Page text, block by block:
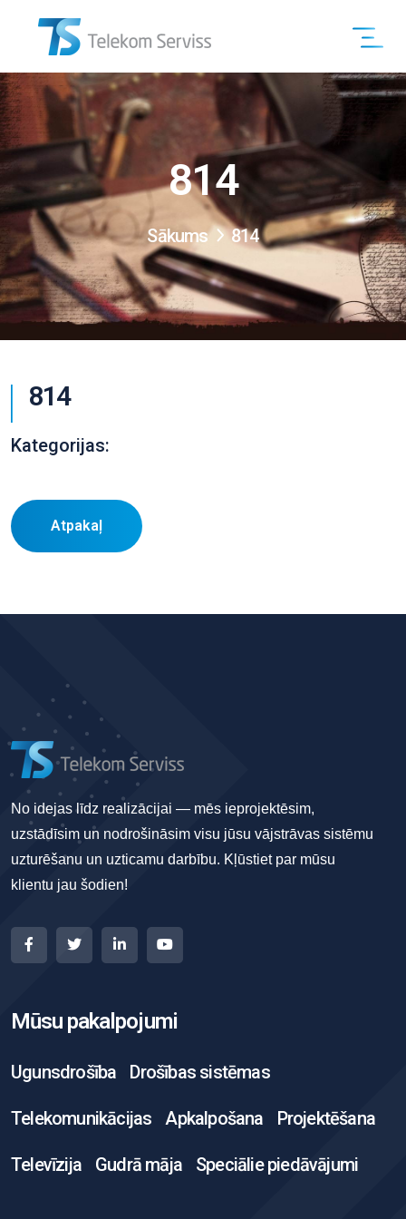
814
Sākums 814
814
Kategorijas:
Atpakaļ
No idejas līdz realizācijai — mēs ieprojektēsim,
uzstādīsim un nodrošināsim visu jūsu vājstrāvas sistēmu
uzturēšanu un uzticamu darbību. Kļūstiet par mūsu
klientu jau šodien!
Mūsu pakalpojumi
Ugunsdrošība Drošības sistēmas
Telekomunikācijas Apkalpošana Projektēšana
Televīzija Gudrā māja Speciālie piedāvājumi